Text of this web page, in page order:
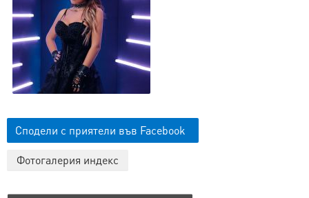
Сподели с приятели във Facebook
Фотогалерия индекс